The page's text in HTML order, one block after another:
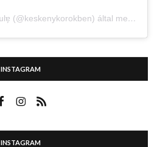
˙uǝqʞo̤ɹo̤ʞ ʎuǝʞsǝʞ ıupoɯlɐ̗ (@keskenykorokben) által megosztott bejegyzés
INSTAGRAM
INSTAGRAM